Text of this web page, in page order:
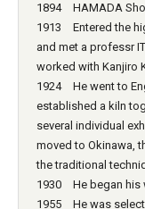
1894 HAMADA
1913 Entered the
and met a professr
worked with Kanjiro
1924 He went to
established a kiln
several individual
moved to Okinawa,
the traditional
1930 He began his
1955 He was